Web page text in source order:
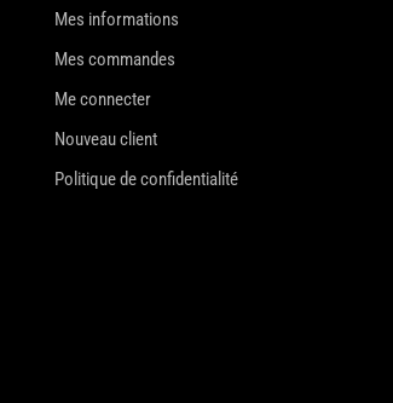
Mes informations
Mes commandes
Me connecter
Nouveau client
Politique de confidentialité